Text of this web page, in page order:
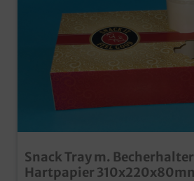
Snack Tray m.
Hartpapier